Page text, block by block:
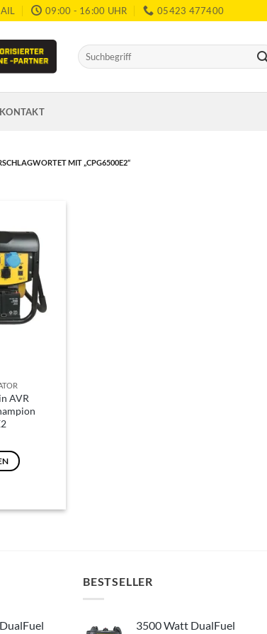
09:00 - 16:00 UHR 05423 477400
Suche
nach:
KONTAKT
MIT „CPG6500E2“
AVR
BESTSELLER
3500 Watt DualFuel